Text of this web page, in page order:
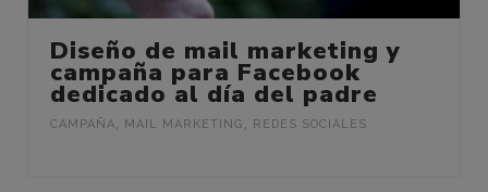
Diseño de mail marketing y
campaña para Facebook
dedicado al día del padre
CAMPAÑA, MAIL MARKETING , REDES SOCIALES